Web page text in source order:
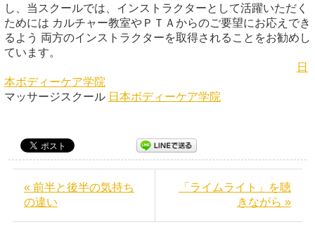
し、当スクールでは、インストラクターとして活躍いただく
ためには カルチャー教室やＰＴＡからのご要望にお応えでき
るよう 両方のインストラクターを取得されることをお勧めし
ています。
日
本ボディーケア学院
マッサージスクール 日本ボディーケア学院
« 前半と後半の気持ち
の違い
「ライムライト」を聴
きながら »